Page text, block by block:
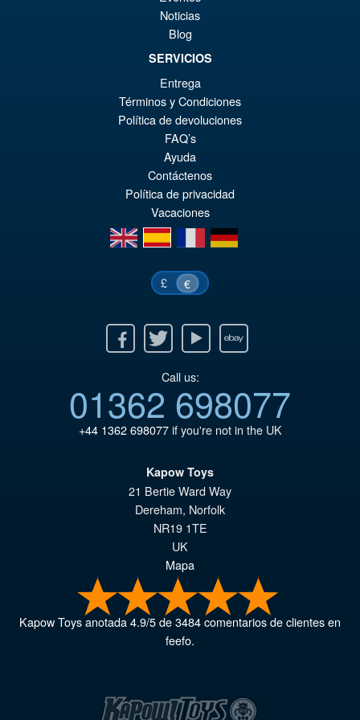
PRE ORDENA
Noticias
Blog
SERVICIOS
Entrega
Términos y Condiciones
Política de devoluciones
FAQ’s
Ayuda
Contáctenos
Política de privacidad
Vacaciones
en
es fr de
£ €
Twitter Youtube Ebay
Call us:
01362 698077
+44 1362 698077if you're not in the UK
Kapow Toys
21 Bertie Ward Way
Dereham, Norfolk
NR19 1TE
UK
Mapa
Kapow Toysanotada4.9/5de3484comentarios de clientes en
feefo.